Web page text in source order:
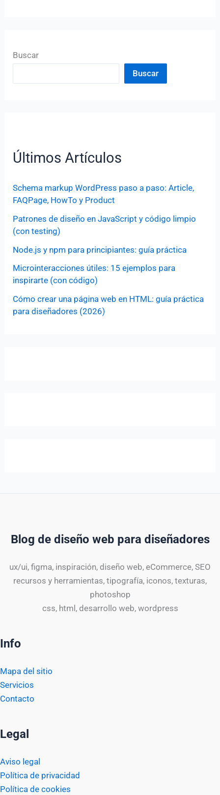
Buscar
Buscar
Últimos Artículos
Schema markup WordPress paso a paso: Article,
FAQPage, HowTo y Product
Patrones de diseño en JavaScript y código limpio
(con testing)
Node.js y npm para principiantes: guía práctica
Microinteracciones útiles: 15 ejemplos para
inspirarte (con código)
Cómo crear una página web en HTML: guía práctica
para diseñadores (2026)
Blog de diseño web para diseñadores
ux/ui, figma, inspiración, diseño web, eCommerce, SEO
recursos y herramientas, tipografía, iconos, texturas,
photoshop
css, html, desarrollo web, wordpress
Info
Mapa del sitio
Servicios
Contacto
Legal
Aviso legal
Política de privacidad
Política de cookies